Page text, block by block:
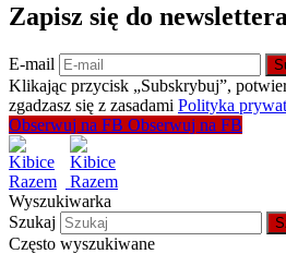
Zapisz się do
E-mail
Klikając przycisk „Subskrybuj”,
zgadzasz się z zasadami Polityka
Obserwuj na FB Obserwuj na FB
Wyszukiwarka
Szukaj
Często wyszukiwane